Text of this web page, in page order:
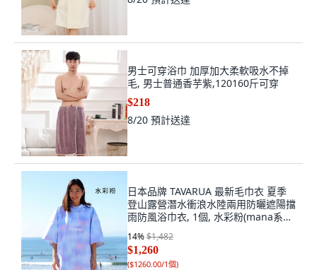
男士可穿浴巾 加厚加大柔軟吸水不掉
毛, 男士普通香芋紫,120160斤可穿
$218
8/20 預計送達
日本品牌 TAVARUA 最新毛巾衣 夏季
登山露營潛水衝浪水陸兩用防曬遮陽擋
雨防風浴巾衣, 1個, 水彩粉(mana系列)
款, mana 水彩粉
14%$1,482
$1,260
($1260.00/1個)